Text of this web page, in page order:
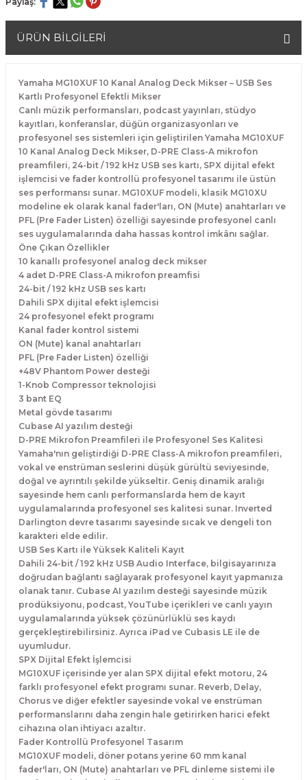
ÜRÜN BİLGİLERİ
Yamaha MG10XUF 10 Kanal Analog Deck Mikser – USB Ses
Kartlı Profesyonel Efektli Mikser
Canlı müzik performansları, podcast yayınları, stüdyo
kayıtları, konferanslar, düğün organizasyonları ve
profesyonel ses sistemleri için geliştirilen Yamaha MG10XUF
10 Kanal Analog Deck Mikser, D-PRE Class-A mikrofon
preamfileri, 24-bit / 192 kHz USB ses kartı, SPX dijital efekt
işlemcisi ve fader kontrollü profesyonel tasarımı ile üstün
ses performansı sunar. MG10XUF modeli, klasik MG10XU
modeline ek olarak kanal fader'ları, ON (Mute) anahtarları ve
PFL (Pre Fader Listen) özelliği sayesinde profesyonel canlı
ses uygulamalarında daha hassas kontrol imkânı sağlar.
Öne Çıkan Özellikler
10 kanallı profesyonel analog deck mikser
4 adet D-PRE Class-A mikrofon preamfisi
24-bit / 192 kHz USB ses kartı
Dahili SPX dijital efekt işlemcisi
24 profesyonel efekt programı
Kanal fader kontrol sistemi
ON (Mute) kanal anahtarları
PFL (Pre Fader Listen) özelliği
+48V Phantom Power desteği
1-Knob Compressor teknolojisi
3 bant EQ
Metal gövde tasarımı
Cubase AI yazılım desteği
D-PRE Mikrofon Preamfileri ile Profesyonel Ses Kalitesi
Yamaha'nın geliştirdiği D-PRE Class-A mikrofon preamfileri,
vokal ve enstrüman seslerini düşük gürültü seviyesinde,
doğal ve ayrıntılı şekilde yükseltir. Geniş dinamik aralığı
sayesinde hem canlı performanslarda hem de kayıt
uygulamalarında profesyonel ses kalitesi sunar. Inverted
Darlington devre tasarımı sayesinde sıcak ve dengeli ton
karakteri elde edilir.
USB Ses Kartı ile Yüksek Kaliteli Kayıt
Dahili 24-bit / 192 kHz USB Audio Interface, bilgisayarınıza
doğrudan bağlantı sağlayarak profesyonel kayıt yapmanıza
olanak tanır. Cubase AI yazılım desteği sayesinde müzik
prodüksiyonu, podcast, YouTube içerikleri ve canlı yayın
uygulamalarında yüksek çözünürlüklü ses kaydı
gerçekleştirebilirsiniz. Ayrıca iPad ve Cubasis LE ile de
uyumludur.
SPX Dijital Efekt İşlemcisi
MG10XUF içerisinde yer alan SPX dijital efekt motoru, 24
farklı profesyonel efekt programı sunar. Reverb, Delay,
Chorus ve diğer efektler sayesinde vokal ve enstrüman
performanslarını daha zengin hale getirirken harici efekt
cihazına olan ihtiyacı azaltır.
Fader Kontrollü Profesyonel Tasarım
MG10XUF modeli, döner potans yerine 60 mm kanal
fader'ları, ON (Mute) anahtarları ve PFL dinleme sistemi ile